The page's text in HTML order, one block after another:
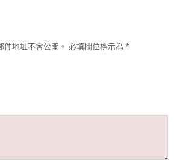
地址不會公開。 必填欄位標示為 *